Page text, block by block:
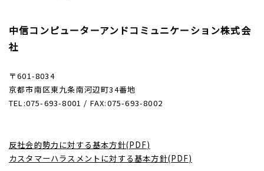
中信コンピューターアンドコミュニケーション株式会
社
〒601-8034
京都市南区東九条南河辺町34番地
TEL:075-693-8001 / FAX:075-693-8002
反社会的勢力に対する基本方針(PDF)
カスタマーハラスメントに対する基本方針(PDF)